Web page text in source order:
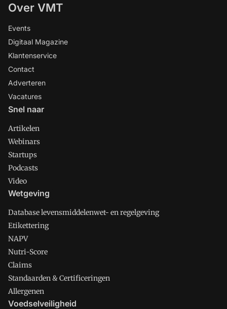
Over VMT
Events
Digitaal Magazine
Klantenservice
Contact
Adverteren
Vacatures
Snel naar
Artikelen
Webinars
Startups
Podcasts
Video
Wetgeving
Database levensmiddelenwet- en regelgeving
Etikettering
NAPV
Nutri-Score
Claims
Standaarden & Certificeringen
Allergenen
Voedselveiligheid